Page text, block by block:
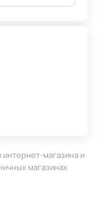
интернет-магазина и
магазинах